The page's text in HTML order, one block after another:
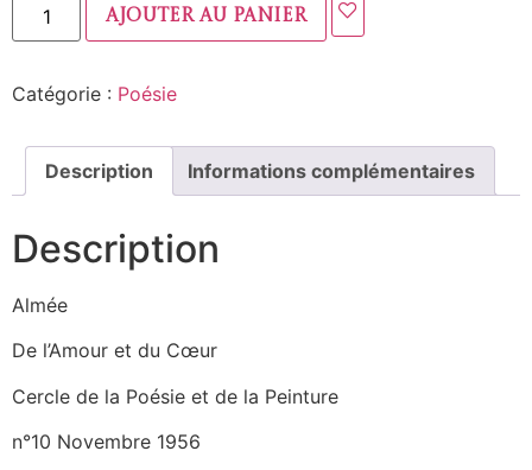
Ajouter au panier
Catégorie : Poésie
Description Informations complémentaires
Description
Almée
De l’Amour et du Cœur
Cercle de la Poésie et de la Peinture
n°10 Novembre 1956